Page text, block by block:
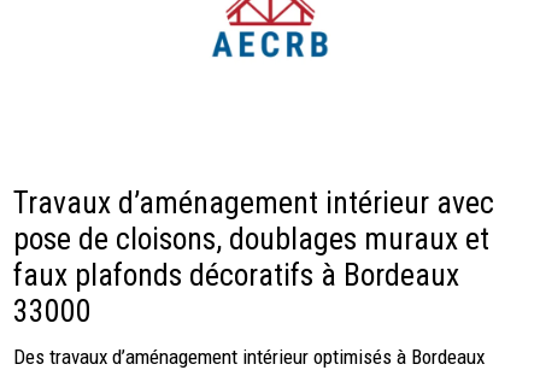
Travaux d’aménagement intérieur avec
pose de cloisons, doublages muraux et
faux plafonds décoratifs à Bordeaux
33000
Des travaux d’aménagement intérieur optimisés à Bordeaux